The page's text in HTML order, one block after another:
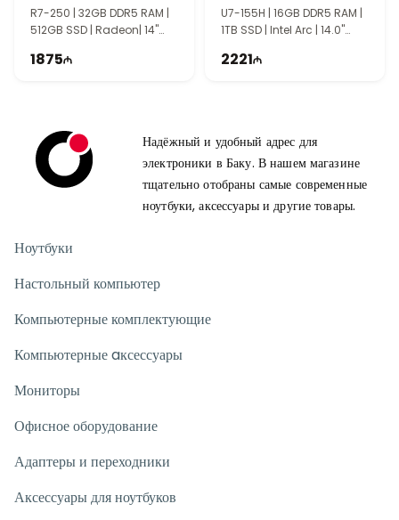
R7-250 | 32GB DDR5 RAM |
512GB SSD | Radeon| 14"
1875
U7-155H | 16GB DDR5 RAM |
1TB SSD | Intel Arc | 14.0"
Win11
2221
Надёжный и удобный адрес для
электроники в Баку. В нашем магазине
тщательно отобраны самые современные
ноутбуки, аксессуары и другие товары.
Ноутбуки
Настольный компьютер
Компьютерные комплектующие
Компьютерные aксессуары
Мониторы
Офисное оборудование
Адаптеры и переходники
Аксессуары для ноутбуков